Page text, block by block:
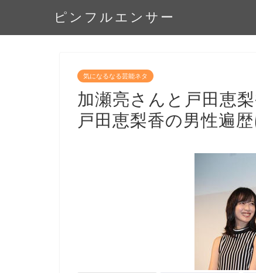
ピンフルエンサー
気になるなる芸能ネタ
加瀬亮さんと戸田恵
戸田恵梨香の男性遍